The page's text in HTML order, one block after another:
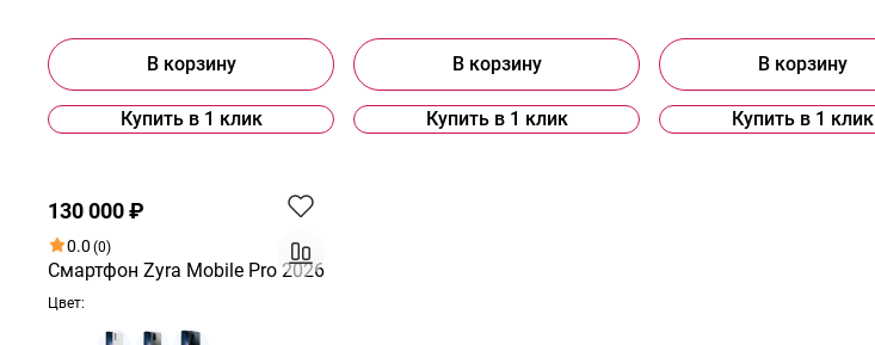
В корзину
Купить в 1 клик
В корзину
Купить в 1 клик
В корзину
Купить в 1 клик
130 000 ₽
0.0 (0)
Смартфон Zyra Mobile Pro 2026
Цвет: